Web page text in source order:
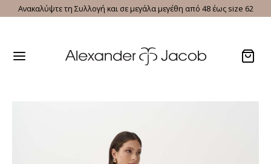
Ανακαλύψτε τη Συλλογή και σε μεγάλα μεγέθη από 48 έως size 62